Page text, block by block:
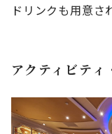
ドリンクも用意さ
アクティビテ